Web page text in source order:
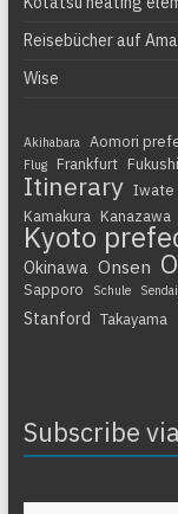
Reisebücher auf
Wise
Akihabara Aomori
Flug Frankfurt
Itinerary Iwate
Kamakura
Kanazawa
Kyoto
Okinawa Onsen
Sapporo Schule Sendai
Stanford Takayama
Subscribe
Gib deine E-Mail-Adresse ein ...